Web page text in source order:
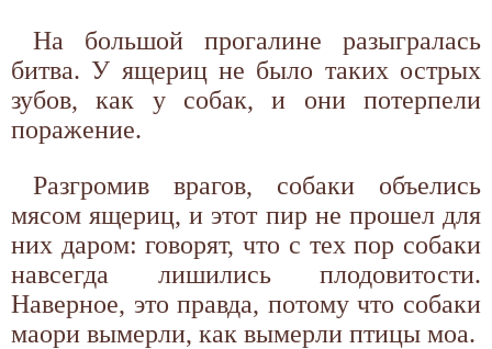
На большой прогалине разыгралась
битва. У ящериц не было таких острых
зубов, как у собак, и они потерпели
поражение.
Разгромив врагов, собаки объелись
мясом ящериц, и этот пир не прошел для
них даром: говорят, что с тех пор собаки
навсегда лишились плодовитости.
Наверное, это правда, потому что собаки
маори вымерли, как вымерли птицы моа.